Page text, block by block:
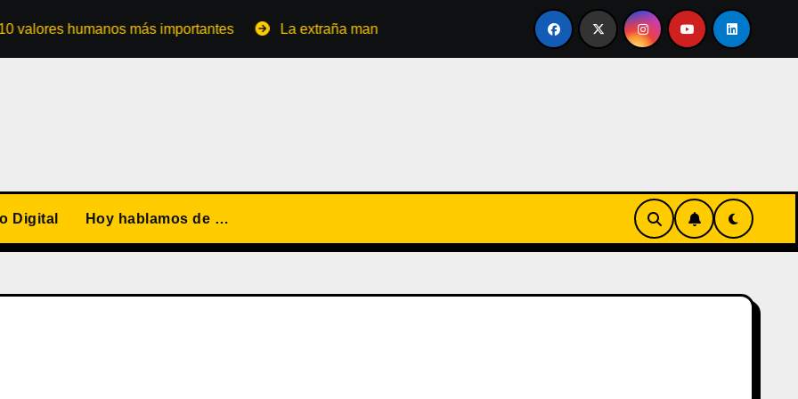
humanos más importantes La extraña manera de convertirse en familia El primer tour de la India Chiquitina
Digital Hoy hablamos de …